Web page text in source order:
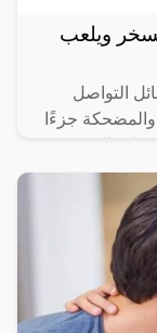
ويلعب
التواصل
والمضحكة جزءًا